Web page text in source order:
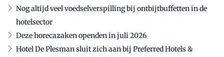
Nog altijd veel voedselverspilling bij ontbijtbuffetten in de
hotelsector
Deze horecazaken openden in juli 2026
Hotel De Plesman sluit zich aan bij Preferred Hotels &